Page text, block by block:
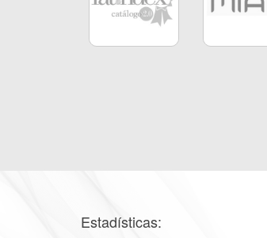
Estadísticas: